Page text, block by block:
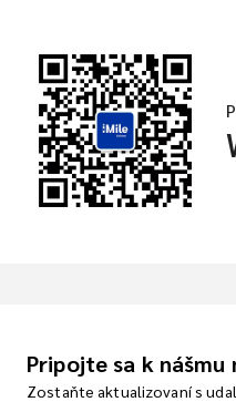
Pripojte sa k nášmu
Zostaňte aktualizovaní s